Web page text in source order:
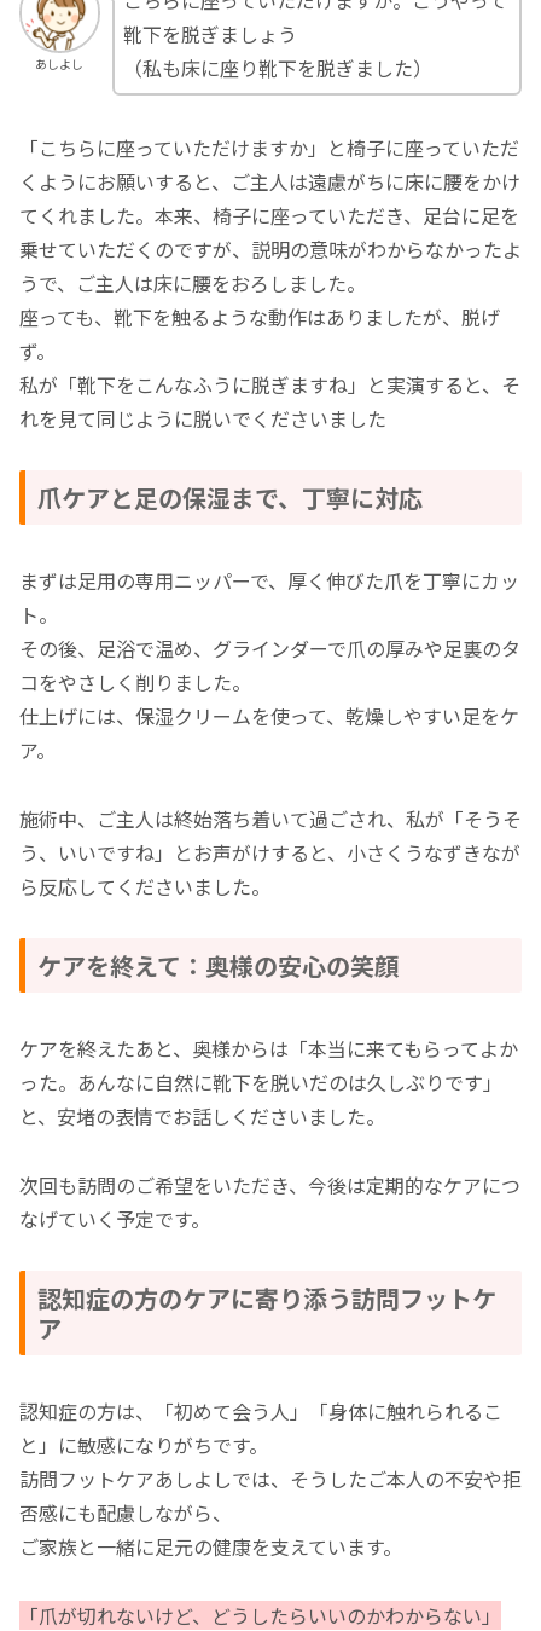
あしよし
靴下を脱ぎましょう
（私も床に座り靴下を脱ぎました）
「こちらに座っていただけますか」と椅子に座っていただ
くようにお願いすると、ご主人は遠慮がちに床に腰をかけ
てくれました。本来、椅子に座っていただき、足台に足を
乗せていただくのですが、説明の意味がわからなかったよ
うで、ご主人は床に腰をおろしました。
座っても、靴下を触るような動作はありましたが、脱げ
ず。
私が「靴下をこんなふうに脱ぎますね」と実演すると、そ
れを見て同じように脱いでくださいました
爪ケアと足の保湿まで、丁寧に対応
まずは足用の専用ニッパーで、厚く伸びた爪を丁寧にカッ
ト。
その後、足浴で温め、グラインダーで爪の厚みや足裏のタ
コをやさしく削りました。
仕上げには、保湿クリームを使って、乾燥しやすい足をケ
ア。
施術中、ご主人は終始落ち着いて過ごされ、私が「そうそ
う、いいですね」とお声がけすると、小さくうなずきなが
ら反応してくださいました。
ケアを終えて：奥様の安心の笑顔
ケアを終えたあと、奥様からは「本当に来てもらってよか
った。あんなに自然に靴下を脱いだのは久しぶりです」
と、安堵の表情でお話しくださいました。
次回も訪問のご希望をいただき、今後は定期的なケアにつ
なげていく予定です。
認知症の方のケアに寄り添う訪問フットケ
ア
認知症の方は、「初めて会う人」「身体に触れられるこ
と」に敏感になりがちです。
訪問フットケアあしよしでは、そうしたご本人の不安や拒
否感にも配慮しながら、
ご家族と一緒に足元の健康を支えています。
「爪が切れないけど、どうしたらいいのかわからない」